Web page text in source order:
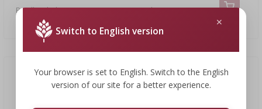
Butelka oliwkowa na wino 0,75 L - zgrzewka 8 szt.
3,30 PLN/szt.
Nowa cena(-7%)
Switch to English version
Your browser is set to English. Switch to the English
version of our site for a better experience.